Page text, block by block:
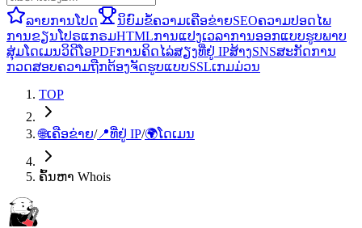
ລາຍການໂປດ ນິຍົມຂໍ້ຄວາມເຄືອຂ່າຍSEOຄວາມປອດໄພ
ການຂຽນໂປຣແກຣມHTMLການແປງເວລາການອອກແບບຮູບພາບ
ສຸ່ມໂດເມນວິດີໂອPDFການຄິດໄລ່ສຽງທີ່ຢູ່ IPສ້າງSNSສະກັດການ
ກວດສອບຄວາມຖືກຕ້ອງຈັດຮູບແບບSSLເກມມ່ວນ
TOP
🌐ເຄືອຂ່າຍ/📍ທີ່ຢູ່ IP/🌍ໂດເມນ
ຄົ້ນຫາ Whois